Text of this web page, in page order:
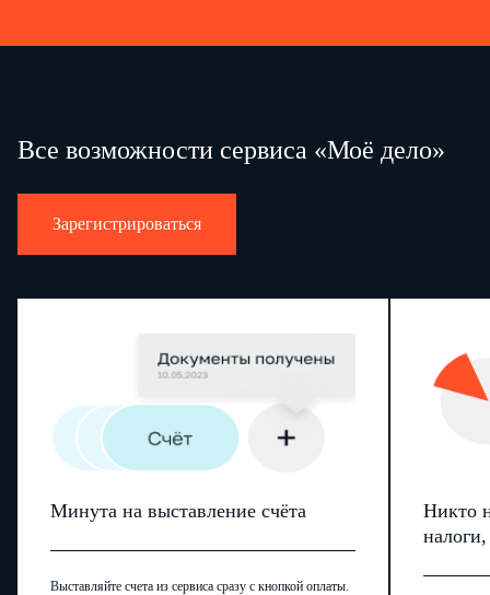
Все возможности сервиса «Моё дело»
Зарегистрироваться
Минута на выставление счёта
Выставляйте счета из сервиса сразу с кнопкой оплаты.
Никто